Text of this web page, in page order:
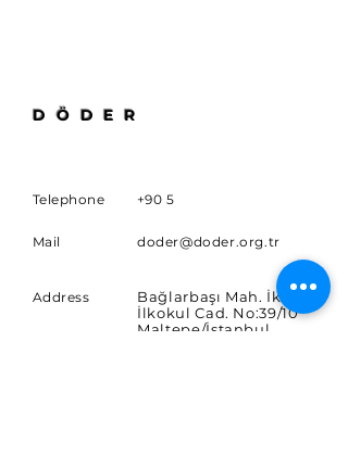
DÖDER
Telephone +90 5
Mail doder@doder.org.tr
Address
Bağlarbaşı Mah. İkinci
İlkokul Cad. No:39/10
Maltepe/İstanbul